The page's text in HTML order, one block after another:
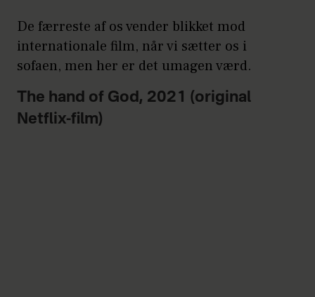
De færreste af os vender blikket mod
internationale film, når vi sætter os i
sofaen, men her er det umagen værd.
The hand of God, 2021 (original
Netflix-film)